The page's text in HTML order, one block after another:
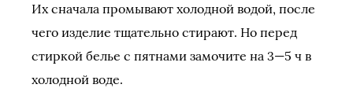
Их сначала промывают холодной водой, после
чего изделие тщательно стирают. Но перед
стиркой белье с пятнами замочите на 3—5 ч в
холодной воде.